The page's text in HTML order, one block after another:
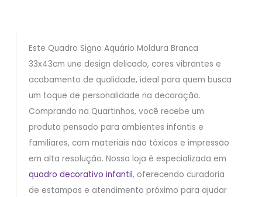
Este Quadro Signo Aquário Moldura Branca
33x43cm une design delicado, cores vibrantes e
acabamento de qualidade, ideal para quem busca
um toque de personalidade na decoração.
Comprando na Quartinhos, você recebe um
produto pensado para ambientes infantis e
familiares, com materiais não tóxicos e impressão
em alta resolução. Nossa loja é especializada em
quadro decorativo infantil, oferecendo curadoria
de estampas e atendimento próximo para ajudar